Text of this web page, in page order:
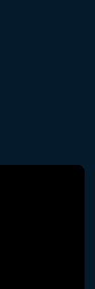
做出影響力
登入